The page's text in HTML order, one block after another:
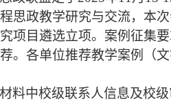
思政教学研究与交流，本
项目遴选立项。案例征集
。各单位推荐教学案例（
料中校级联系人信息及校